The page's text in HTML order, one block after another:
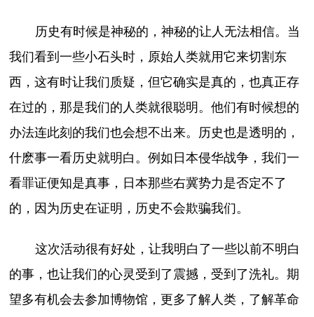
历史有时候是神秘的，神秘的让人无法相信。当
我们看到一些小石头时，原始人类就用它来切割东
西，这有时让我们质疑，但它确实是真的，也真正存
在过的，那是我们的人类就很聪明。他们有时候想的
办法连此刻的我们也会想不出来。历史也是透明的，
什麽事一看历史就明白。例如日本侵华战争，我们一
看罪证便知是真事，日本那些右冀势力是否定不了
的，因为历史在证明，历史不会欺骗我们。
这次活动很有好处，让我明白了一些以前不明白
的事，也让我们的心灵受到了震撼，受到了洗礼。期
望多有机会去参加博物馆，更多了解人类，了解革命